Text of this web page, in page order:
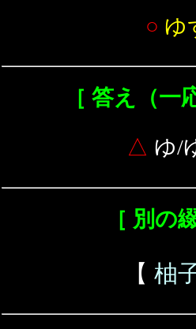
○ ゆ
［ 答え（一
△ ゆ/
［ 別の
【 柚